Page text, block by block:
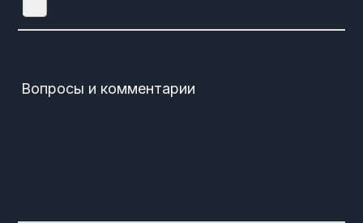
Вопросы и комментарии